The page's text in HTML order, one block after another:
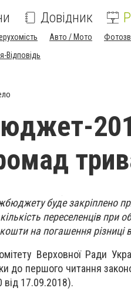
Довідник
Авто / Мото
Відповідь
буде закріплено
переселенців при
на погашення різниці
Верховної Ради
до першого читання
від 17.09.2018).